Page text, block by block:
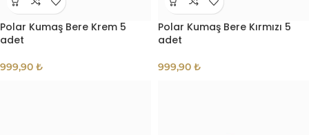
Polar Kumaş Bere Krem 5
adet
999,90 ₺
Polar Kumaş Bere Kırmızı 5
adet
999,90 ₺